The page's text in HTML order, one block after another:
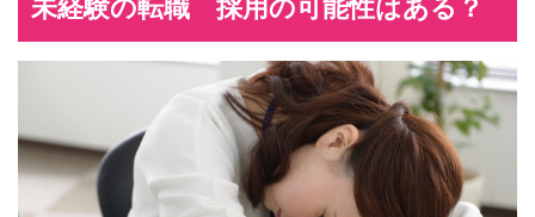
未経験の転職 採用の可能性はある？